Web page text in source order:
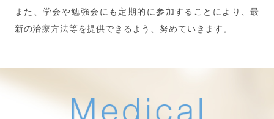
また、学会や勉強会にも定期的に参加することにより、最
新の治療方法等を提供できるよう、努めていきます。